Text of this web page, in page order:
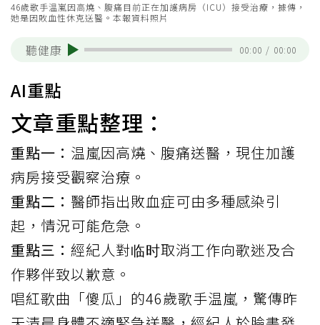
46歲歌手温嵐因高燒、腹痛目前正在加護病房（ICU）接受治療，據傳，
她是因敗血性休克送醫。本報資料照片
聽健康 00:00 / 00:00
AI重點
文章重點整理：
重點一： 温嵐因高燒、腹痛送醫，現住加護
病房接受觀察治療。
重點二： 醫師指出敗血症可由多種感染引
起，情況可能危急。
重點三： 經紀人對临时取消工作向歌迷及合
作夥伴致以歉意。
唱紅歌曲「傻瓜」的46歲歌手温嵐，驚傳昨